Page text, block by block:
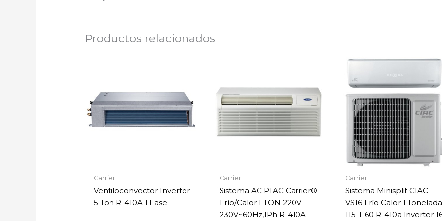
Productos relacionados
Carrier
Ventiloconvector Inverter
5 Ton R-410A 1 Fase
Carrier
Sistema AC PTAC Carrier®
Frío/Calor 1 TON 220V-
230V~60Hz,1Ph R-410A
Carrier
Sistema Minisplit CIAC
VS16 Frío Calor 1 Tonelada
115-1-60 R-410a Inverter